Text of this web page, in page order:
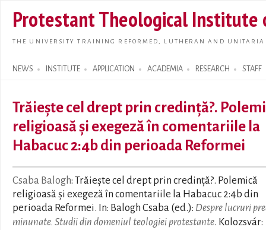
main
Protestant Theological Institute
THE UNIVERSITY TRAINING REFORMED, LUTHERAN AND
NEWS INSTITUTE APPLICATION ACADEMIA RESEARCH STAFF
Search form
Trăiește cel drept prin credință?.
religioasă și exegeză în comentariile la
Habacuc 2:4b din perioada Reformei
Csaba Balogh: Trăiește cel drept prin credință?. Polemică
religioasă și exegeză în comentariile la Habacuc 2:4b din
perioada Reformei. In: Balogh Csaba (ed.): Despre lucruri
minunate. Studii din domeniul teologiei protestante. Kolozsvár: